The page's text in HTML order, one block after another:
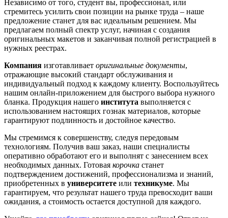
Независимо от того, студент вы, профессионал, или
стремитесь усилить свои позиции на рынке труда – наше
предложение станет для вас идеальным решением. Мы
предлагаем полный спектр услуг, начиная с создания
оригинальных макетов и заканчивая полной регистрацией в
нужных реестрах.
Компания изготавливает оригинальные документы,
отражающие высокий стандарт обслуживания и
индивидуальный подход к каждому клиенту. Воспользуйтесь
нашим онлайн-приложением для быстрого выбора нужного
бланка. Продукция нашего института выполняется с
использованием настоящих гознак материалов, которые
гарантируют подлинность и достойное качество.
Мы стремимся к совершенству, следуя передовым
технологиям. Получив ваш заказ, наши специалисты
оперативно обработают его и выполнят с занесением всех
необходимых данных. Готовая корочка станет
подтверждением достижений, профессионализма и знаний,
приобретенных в университете или техникуме. Мы
гарантируем, что результат нашего труда превосходит ваши
ожидания, а стоимость остается доступной для каждого.